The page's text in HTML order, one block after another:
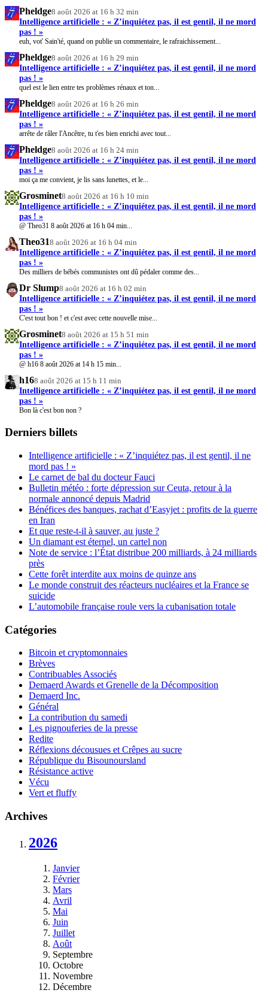
Pheldge8 août 2026 at 16 h 32 min
Intelligence artificielle : « Z’inquiétez pas, il est gentil, il ne mord
pas ! »
euh, vot' Sain'té, quand on publie un commentaire, le rafraichissement...
Pheldge8 août 2026 at 16 h 29 min
Intelligence artificielle : « Z’inquiétez pas, il est gentil, il ne mord
pas ! »
quel est le lien entre tes problèmes rénaux et ton...
Pheldge8 août 2026 at 16 h 26 min
Intelligence artificielle : « Z’inquiétez pas, il est gentil, il ne mord
pas ! »
arrête de râler l'Ancêtre, tu t'es bien enrichi avec tout...
Pheldge8 août 2026 at 16 h 24 min
Intelligence artificielle : « Z’inquiétez pas, il est gentil, il ne mord
pas ! »
moi ça me convient, je lis sans lunettes, et le...
Grosminet8 août 2026 at 16 h 10 min
Intelligence artificielle : « Z’inquiétez pas, il est gentil, il ne mord
pas ! »
@ Theo31 8 août 2026 at 16 h 04 min...
Theo318 août 2026 at 16 h 04 min
Intelligence artificielle : « Z’inquiétez pas, il est gentil, il ne mord
pas ! »
Des milliers de bébés communistes ont dû pédaler comme des...
Dr Slump8 août 2026 at 16 h 02 min
Intelligence artificielle : « Z’inquiétez pas, il est gentil, il ne mord
pas ! »
C'est tout bon ! et c'est avec cette nouvelle mise...
Grosminet8 août 2026 at 15 h 51 min
Intelligence artificielle : « Z’inquiétez pas, il est gentil, il ne mord
pas ! »
@ h16 8 août 2026 at 14 h 15 min...
h168 août 2026 at 15 h 11 min
Intelligence artificielle : « Z’inquiétez pas, il est gentil, il ne mord
pas ! »
Bon là c'est bon non ?
Derniers billets
Intelligence artificielle : « Z’inquiétez pas, il est gentil, il ne
mord pas ! »
Le carnet de bal du docteur Fauci
Bulletin météo : forte dépression sur Ceuta, retour à la
normale annoncé depuis Madrid
Bénéfices des banques, rachat d’Easyjet : profits de la guerre
en Iran
Et que reste-t-il à sauver, au juste ?
Un diamant est éternel, un cartel non
Note de service : l’État distribue 200 milliards, à 24 milliards
près
Cette forêt interdite aux moins de quinze ans
Le monde construit des réacteurs nucléaires et la France se
suicide
L’automobile française roule vers la cubanisation totale
Catégories
Bitcoin et cryptomonnaies
Brèves
Contribuables Associés
Demaerd Awards et Grenelle de la Décomposition
Demaerd Inc.
Général
La contribution du samedi
Les pignouferies de la presse
Redite
Réflexions décousues et Crêpes au sucre
République du Bisounoursland
Résistance active
Vécu
Vert et fluffy
Archives
2026
Janvier
Février
Mars
Avril
Mai
Juin
Juillet
Août
Septembre
Octobre
Novembre
Décembre